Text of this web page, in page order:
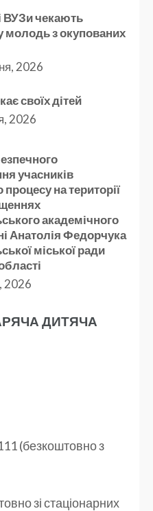
ВУЗи чекають
молодь з окупованих
2026
своїх дітей
2026
учасників
процесу на території
академічного
Анатолія Федорчука
міської ради
2026
ДИТЯЧА
(безкоштовно з
зі стаціонарних